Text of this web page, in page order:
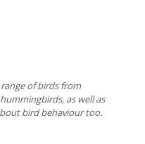
of birds from
as well as
bird behaviour too.